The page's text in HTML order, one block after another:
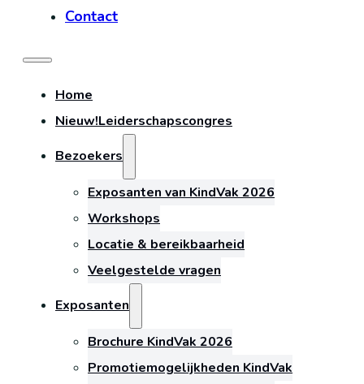
Contact
Home
Nieuw!Leiderschapscongres
Bezoekers
Exposanten van KindVak 2026
Workshops
Locatie & bereikbaarheid
Veelgestelde vragen
Exposanten
Brochure KindVak 2026
Promotiemogelijkheden KindVak